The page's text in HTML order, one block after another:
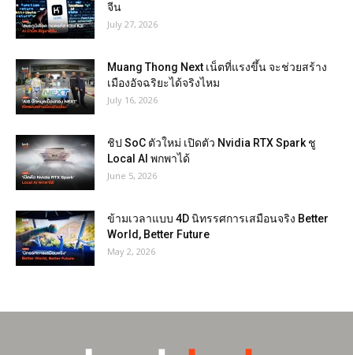
จีน
July 27, 2026
Muang Thong Next เน็ตที่แรงขึ้น จะช่วยสร้าง
เมืองอัจฉริยะได้จริงไหม
July 16, 2026
ชิป SoC ตัวใหม่ เปิดตัว Nvidia RTX Spark ชู
Local AI พกพาได้
June 5, 2026
ข้ามเวลาแบบ 4D นิทรรศการเสมือนจริง Better
World, Better Future
May 2, 2026